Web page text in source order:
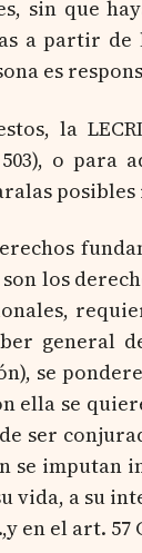
sin que
a partir
es
la
o para
los
general
se
ella se
ser
se imputan
vida, a su
en el art. 57